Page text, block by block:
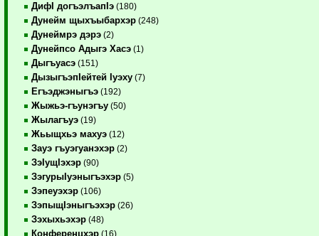
ДифI догъэлъапIэ (180)
Дунейм щыхъыбархэр (248)
Дунеймрэ дэрэ (2)
Дунейпсо Адыгэ Хасэ (1)
Дыгъуасэ (151)
ДызыгъэпIейтей Iуэху (7)
Егъэджэныгъэ (192)
Жыжьэ-гъунэгъу (50)
Жылагъуэ (19)
Жьыщхьэ махуэ (12)
Зауэ гъуэгуанэхэр (2)
ЗэIущIэхэр (90)
ЗэгурыIуэныгъэхэр (5)
Зэпеуэхэр (106)
ЗэпыщIэныгъэхэр (26)
Зэхыхьэхэр (48)
Конференцхэр (16)